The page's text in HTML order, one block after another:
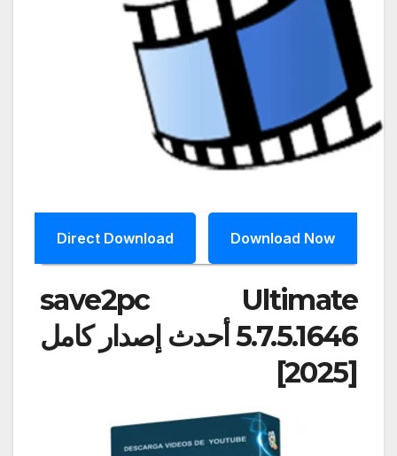
Download Now
Direct Download
save2pc Ultimate
5.7.5.1646 أحدث إصدار كامل
[2025]